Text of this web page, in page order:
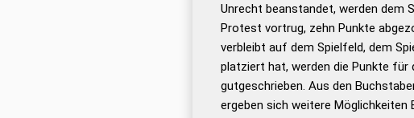
Duden –
Bänden
Duden –
Deutsch
Duden – Die
Unrecht beanstandet, werden dem
Protest vortrug, zehn Punkte
verbleibt auf dem Spielfeld, dem
platziert hat, werden die Punkte für
gutgeschrieben. Aus den
ergeben sich weitere Möglichkeiten